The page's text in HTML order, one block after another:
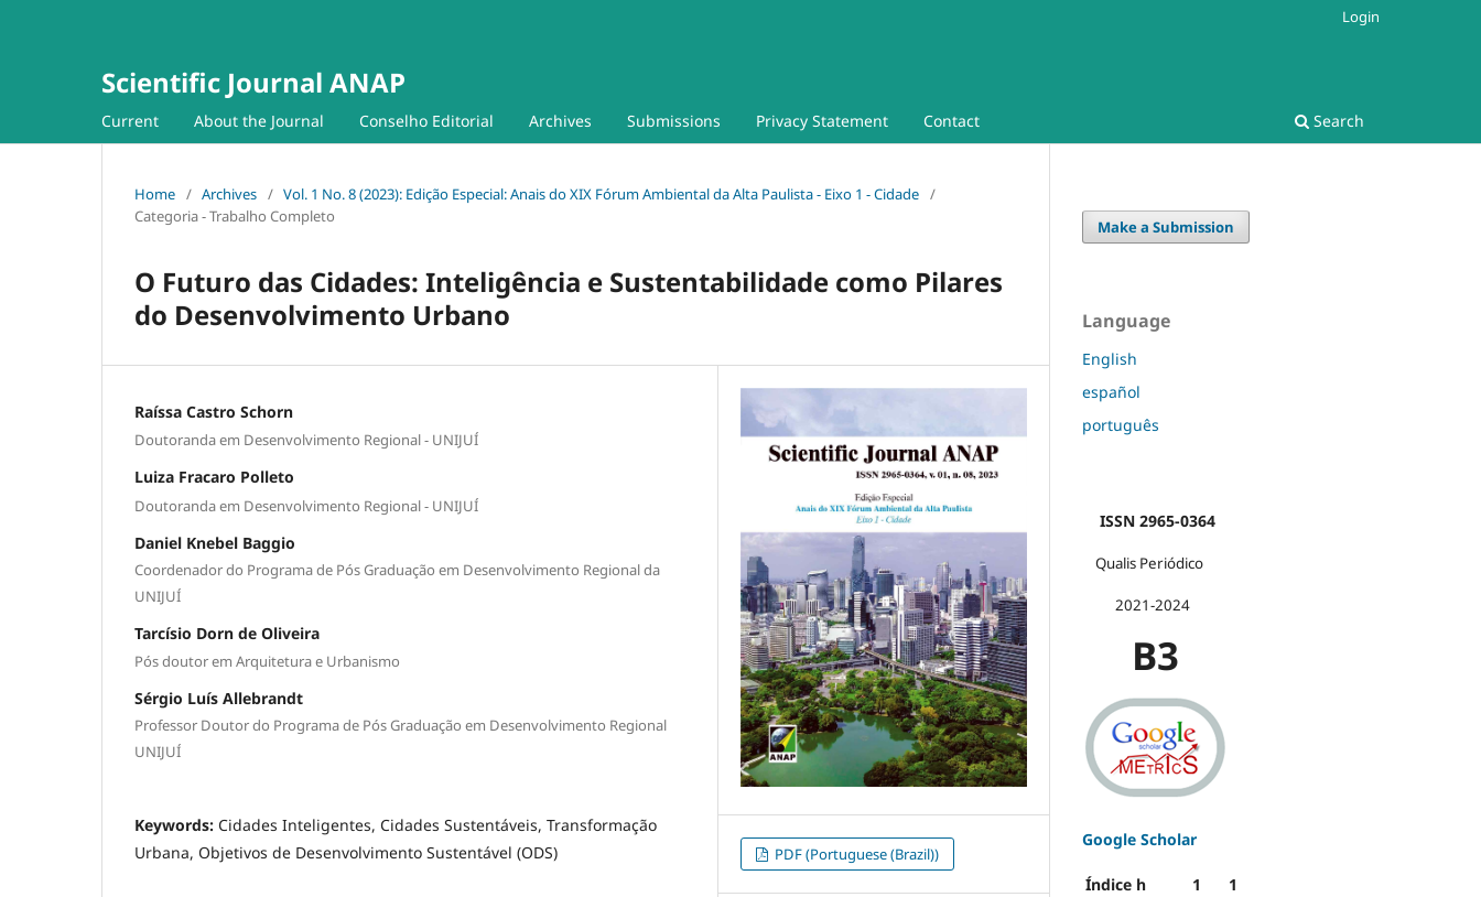
Scientific Journal ANAP
Current About the Journal Conselho Editorial Archives Submissions Privacy Statement Contact Search
Login
Home / Archives / Vol. 1 No. 8 (2023): Edição Especial: Anais do XIX Fórum Ambiental da Alta Paulista - Eixo 1 - Cidade /
Categoria - Trabalho Completo
O Futuro das Cidades: Inteligência e Sustentabilidade como Pilares
do Desenvolvimento Urbano
Raíssa Castro Schorn
Doutoranda em Desenvolvimento Regional - UNIJUÍ
Luiza Fracaro Polleto
Doutoranda em Desenvolvimento Regional - UNIJUÍ
Daniel Knebel Baggio
Coordenador do Programa de Pós Graduação em Desenvolvimento Regional da
UNIJUÍ
Tarcísio Dorn de Oliveira
Pós doutor em Arquitetura e Urbanismo
Sérgio Luís Allebrandt
Professor Doutor do Programa de Pós Graduação em Desenvolvimento Regional
UNIJUÍ
Keywords: Cidades Inteligentes, Cidades Sustentáveis, Transformação
Urbana, Objetivos de Desenvolvimento Sustentável (ODS)
PDF (Portuguese (Brazil))
Make a Submission
Language
English
español
português
ISSN 2965-0364
Qualis Periódico
2021-2024
B3
Google Scholar
Índice h 1
1